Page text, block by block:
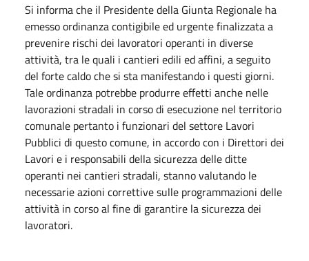
Si informa che il Presidente della Giunta Regionale ha
emesso ordinanza contigibile ed urgente finalizzata a
prevenire rischi dei lavoratori operanti in diverse
attività, tra le quali i cantieri edili ed affini, a seguito
del forte caldo che si sta manifestando i questi giorni.
Tale ordinanza potrebbe produrre effetti anche nelle
lavorazioni stradali in corso di esecuzione nel territorio
comunale pertanto i funzionari del settore Lavori
Pubblici di questo comune, in accordo con i Direttori dei
Lavori e i responsabili della sicurezza delle ditte
operanti nei cantieri stradali, stanno valutando le
necessarie azioni correttive sulle programmazioni delle
attività in corso al fine di garantire la sicurezza dei
lavoratori.